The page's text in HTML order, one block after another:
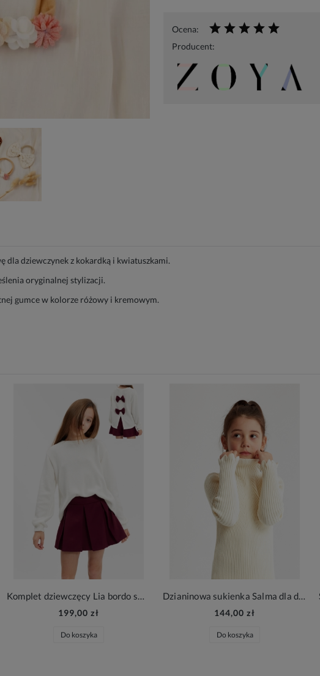
Ocena:
Producent:
dla dziewczynek z kokardką i kwiatuszkami.
oryginalnej stylizacji.
gumce w kolorze różowy i kremowym.
Komplet dziewczęcy Lia bordo sweterek ecru z kokardami i spódnico-spodenki
199,00 zł
Do koszyka
Dzianinowa sukienka Salma dla dziewczynki cream
144,00 zł
Do koszyka